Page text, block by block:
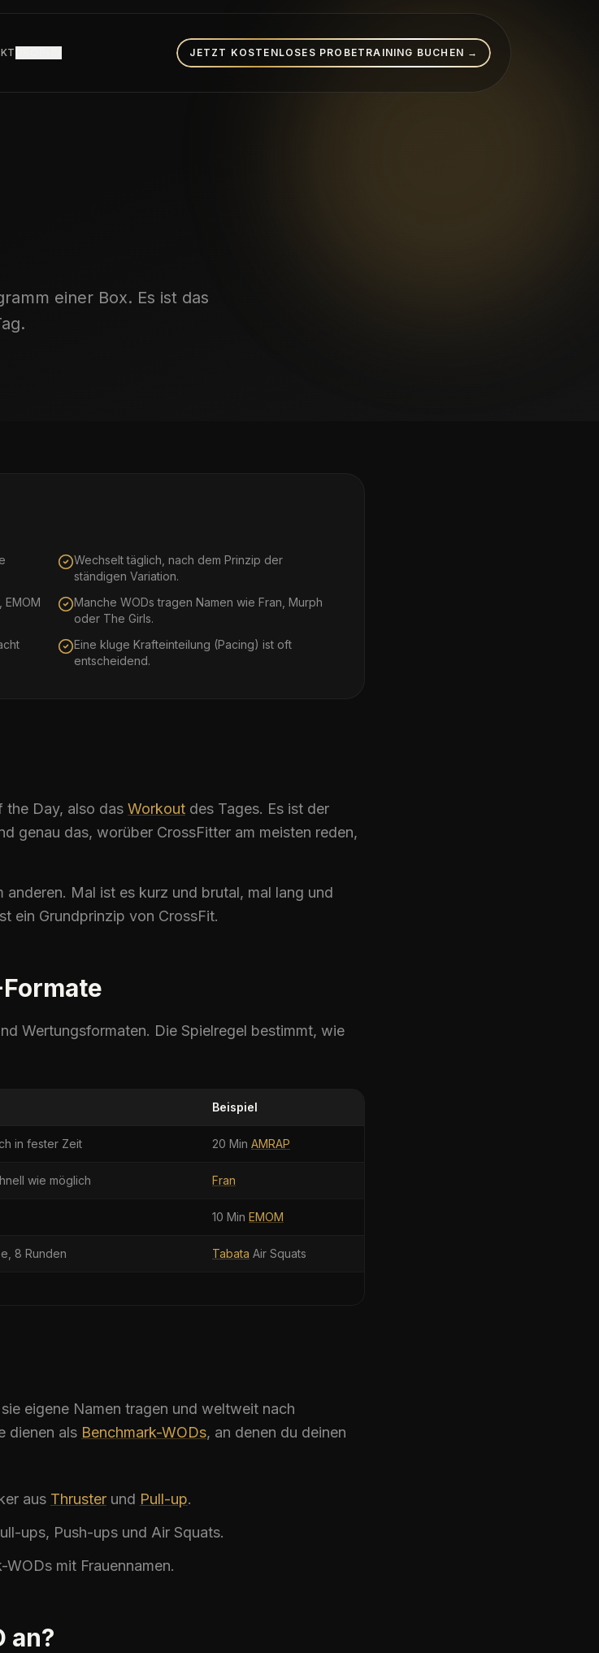
JETZT KOSTENLOSES PROBETRAINING BUCHEN →
einer Box. Es ist das
Wechselt täglich, nach dem Prinzip der
ständigen Variation.
EMOM
Manche WODs tragen Namen wie Fran, Murph
oder The Girls.
Eine kluge Krafteinteilung (Pacing) ist oft
entscheidend.
the Day, also das Workout des Tages. Es ist der
genau das, worüber CrossFitter am meisten reden,
anderen. Mal ist es kurz und brutal, mal lang und
ein Grundprinzip von CrossFit.
Wertungsformaten. Die Spielregel bestimmt, wie
Beispiel
in fester Zeit 20 Min AMRAP
wie möglich Fran
10 Min EMOM
8 Runden Tabata Air Squats
eigene Namen tragen und weltweit nach
dienen als Benchmark-WODs, an denen du deinen
aus Thruster und Pull-up.
ups, Push-ups und Air Squats.
WODs mit Frauennamen.
an?